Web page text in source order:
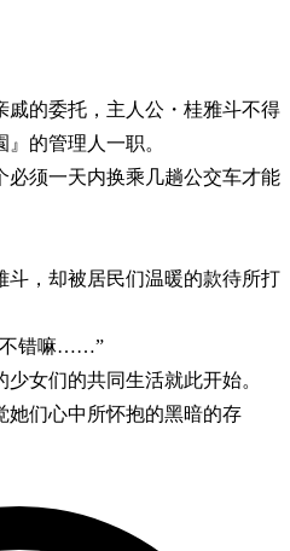
戚的委托，主人公・桂雅斗不得
的管理人一职。
必须一天内换乘几趟公交车才能
斗，却被居民们温暖的款待所打
不错嘛……”
女们的共同生活就此开始。
她们心中所怀抱的黑暗的存